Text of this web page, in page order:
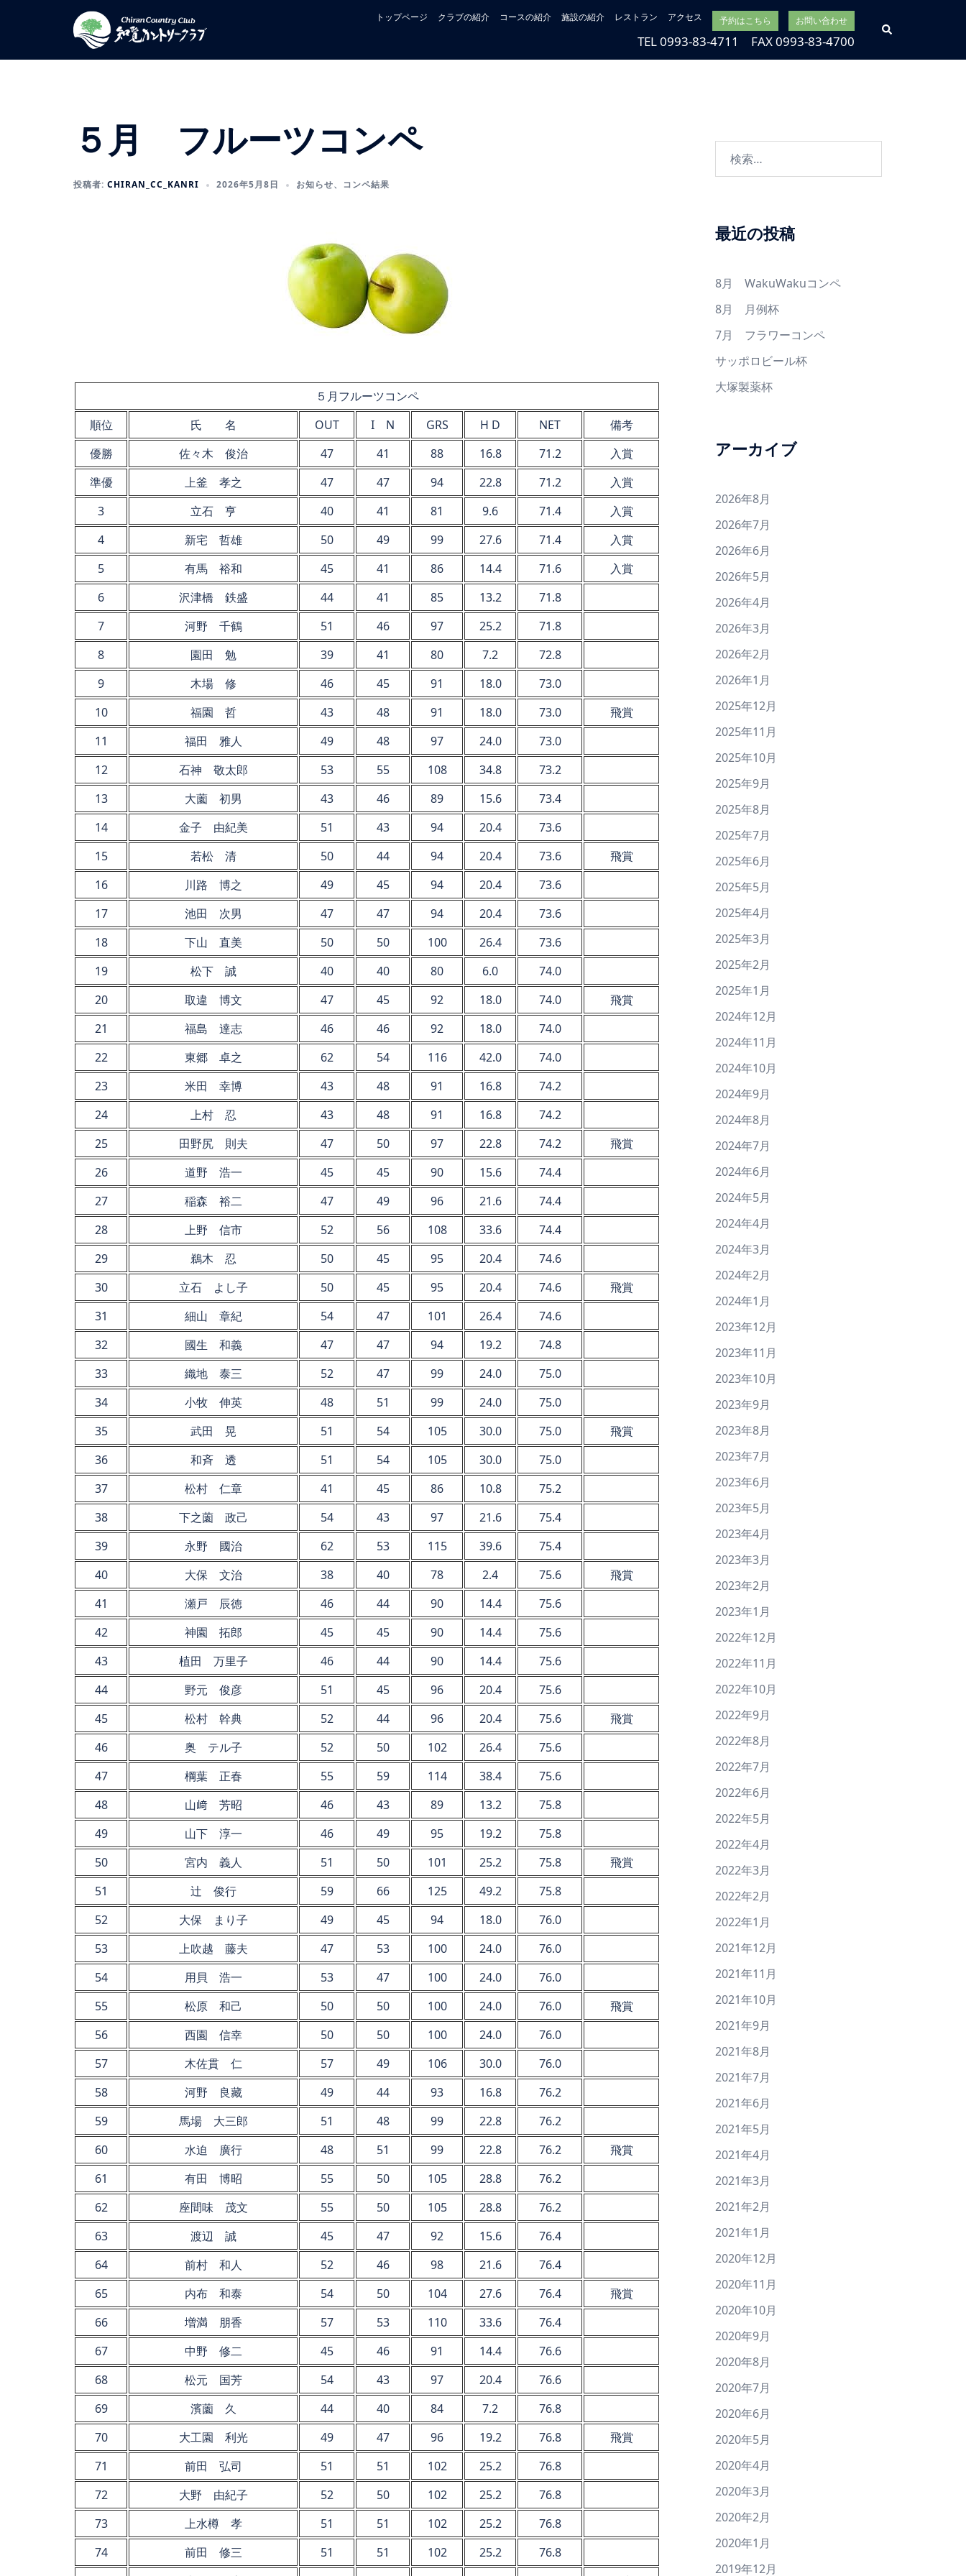
ン
トップページ クラブの紹介 コースの紹介 施設の紹介 レストラン アクセス 予約はこちら お問い合わせ
TEL 0993-83-4711 FAX 0993-83-4700
検
索
５月 フルーツコンペ
投稿者: CHIRAN_CC_KANRI 2026年5月8日 お知らせ、 コンペ結果
５月フルーツコンペ
順位
氏 名 OUT I N GRS H D NET
備考
優勝
佐々木 俊治 47 41 88 16.8 71.2
入賞
準優
上釜 孝之 47 47 94 22.8 71.2
入賞
3
立石 亨 40 41 81 9.6 71.4
入賞
4
新宅 哲雄 50 49 99 27.6 71.4
入賞
5
有馬 裕和 45 41 86 14.4 71.6
入賞
6
沢津橋 鉄盛 44 41 85 13.2
71.8
7
河野 千鶴 51 46 97 25.2
71.8
8
園田 勉 39 41 80 7.2
72.8
9
木場 修 46 45 91 18.0
73.0
10
福園 哲 43 48 91 18.0 73.0
飛賞
11
福田 雅人 49 48 97 24.0
73.0
12
石神 敬太郎 53 55 108 34.8
73.2
13
大薗 初男 43 46 89 15.6
73.4
14
金子 由紀美 51 43 94 20.4
73.6
15
若松 清 50 44 94 20.4 73.6
飛賞
16
川路 博之 49 45 94 20.4
73.6
17
池田 次男 47 47 94 20.4
73.6
18
下山 直美 50 50 100 26.4
73.6
19
松下 誠 40 40 80 6.0
74.0
20
取違 博文 47 45 92 18.0 74.0
飛賞
21
福島 達志 46 46 92 18.0
74.0
22
東郷 卓之 62 54 116 42.0
74.0
23
米田 幸博 43 48 91 16.8
74.2
24
上村 忍 43 48 91 16.8
74.2
25
田野尻 則夫 47 50 97 22.8 74.2
飛賞
26
道野 浩一 45 45 90 15.6
74.4
27
稲森 裕二 47 49 96 21.6
74.4
28
上野 信市 52 56 108 33.6
74.4
29
鵜木 忍 50 45 95 20.4
74.6
30
立石 よし子 50 45 95 20.4 74.6
飛賞
31
細山 章紀 54 47 101 26.4
74.6
32
國生 和義 47 47 94 19.2
74.8
33
織地 泰三 52 47 99 24.0
75.0
34
小牧 伸英 48 51 99 24.0
75.0
35
武田 晃 51 54 105 30.0 75.0
飛賞
36
和斉 透 51 54 105 30.0
75.0
37
松村 仁章 41 45 86 10.8
75.2
38
下之薗 政己 54 43 97 21.6
75.4
39
永野 國治 62 53 115 39.6
75.4
40
大保 文治 38 40 78 2.4 75.6
飛賞
41
瀬戸 辰徳 46 44 90 14.4
75.6
42
神園 拓郎 45 45 90 14.4
75.6
43
植田 万里子 46 44 90 14.4
75.6
44
野元 俊彦 51 45 96 20.4
75.6
45
松村 幹典 52 44 96 20.4 75.6
飛賞
46
奥 テル子 52 50 102 26.4
75.6
47
棡葉 正春 55 59 114 38.4
75.6
48
山﨑 芳昭 46 43 89 13.2
75.8
49
山下 淳一 46 49 95 19.2
75.8
50
宮内 義人 51 50 101 25.2 75.8
飛賞
51
辻 俊行 59 66 125 49.2
75.8
52
大保 まり子 49 45 94 18.0
76.0
53
上吹越 藤夫 47 53 100 24.0
76.0
54
用貝 浩一 53 47 100 24.0
76.0
55
松原 和己 50 50 100 24.0 76.0
飛賞
56
西園 信幸 50 50 100 24.0
76.0
57
木佐貫 仁 57 49 106 30.0
76.0
58
河野 良藏 49 44 93 16.8
76.2
59
馬場 大三郎 51 48 99 22.8
76.2
60
水迫 廣行 48 51 99 22.8 76.2
飛賞
61
有田 博昭 55 50 105 28.8
76.2
62
座間味 茂文 55 50 105 28.8
76.2
63
渡辺 誠 45 47 92 15.6
76.4
64
前村 和人 52 46 98 21.6
76.4
65
内布 和泰 54 50 104 27.6 76.4
飛賞
66
増満 朋香 57 53 110 33.6
76.4
67
中野 修二 45 46 91 14.4
76.6
68
松元 国芳 54 43 97 20.4
76.6
69
濱薗 久 44 40 84 7.2
76.8
70
大工園 利光 49 47 96 19.2 76.8
飛賞
71
前田 弘司 51 51 102 25.2
76.8
72
大野 由紀子 52 50 102 25.2
76.8
73
上水樽 孝 51 51 102 25.2
76.8
74
前田 修三 51 51 102 25.2
76.8
最近の投稿
8月 WakuWakuコンペ
8月 月例杯
7月 フラワーコンペ
サッポロビール杯
大塚製薬杯
アーカイブ
2026年8月
2026年7月
2026年6月
2026年5月
2026年4月
2026年3月
2026年2月
2026年1月
2025年12月
2025年11月
2025年10月
2025年9月
2025年8月
2025年7月
2025年6月
2025年5月
2025年4月
2025年3月
2025年2月
2025年1月
2024年12月
2024年11月
2024年10月
2024年9月
2024年8月
2024年7月
2024年6月
2024年5月
2024年4月
2024年3月
2024年2月
2024年1月
2023年12月
2023年11月
2023年10月
2023年9月
2023年8月
2023年7月
2023年6月
2023年5月
2023年4月
2023年3月
2023年2月
2023年1月
2022年12月
2022年11月
2022年10月
2022年9月
2022年8月
2022年7月
2022年6月
2022年5月
2022年4月
2022年3月
2022年2月
2022年1月
2021年12月
2021年11月
2021年10月
2021年9月
2021年8月
2021年7月
2021年6月
2021年5月
2021年4月
2021年3月
2021年2月
2021年1月
2020年12月
2020年11月
2020年10月
2020年9月
2020年8月
2020年7月
2020年6月
2020年5月
2020年4月
2020年3月
2020年2月
2020年1月
2019年12月